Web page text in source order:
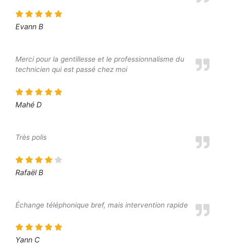
Evann B
Merci pour la gentillesse et le professionnalisme du
technicien qui est passé chez moi
Mahé D
Très polis
Rafaël B
Échange téléphonique bref, mais intervention rapide
Yann C